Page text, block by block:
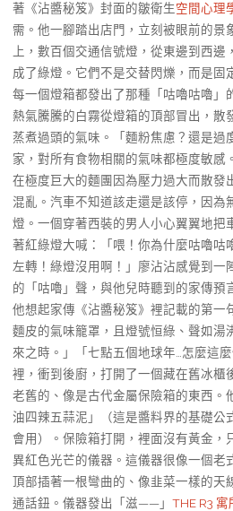
著《沾醬秘笈》封面的皺衛生空間心理
需。他一腳踏出店門，立刻被眼前的景
上，數百個交通信號燈，從東邊到西
成了綠燈。它們不是交替閃爍，而是固
每一個燈箱都發出了那種「咕嚕咕嚕」
熱氣騰騰的白霧從燈箱的頂部冒出，
蒸煮過頭的氣味。「麵粉焦慮？還是過
家，對所有食物相關的氣味都極度敏感
在極度巨大的麵團因為壓力過大而散發
混亂。汽車不知道該走還是該停，因為
燈。一個穿著西裝的男人小心翼翼地把
著紅綠燈大喊：「喂！你為什麼咕嚕咕
左轉！綠燈沒用啊！」廖沾沾感覺到一
的「咕嚕」聲，與他兒時聽到的家傳預
他想起家傳《沾醬秘笈》裡記載的第一
麵皮的氣味籠罩，且燈號恒綠、聲如湯
來之時。」「七點五個地球年…怎麼這
裡，衝到後廚，打開了一個藏在舊冰櫃
老舊的、像是古代金屬保險箱的東西。
油四辣五蒜泥」（這是醬料界的基礎公
會用）。保險箱打開，裡面沒有黃金，
異紅色光芒的儀器。這儀器很像一個老
頂部插著一根彎曲的、像韭菜一樣的天
通話鈕。儀器發出「滋——」 THE R3 寓